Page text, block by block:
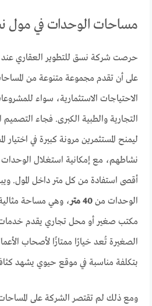
مساحات الوحدات في مول
على أن تقدم مجموعة متنوعة من
الاحتياجات الاستثمارية، سواء
التجارية والطبية الكبرى. فجاء
ليمنح المستثمرين مرونة كبيرة في اختيار
نشاطهم، مع إمكانية استغلال
أقصى استفادة من كل متر داخل المول.
الوحدات من40 متر
، وهي مساحة مثالية
مكتب صغير أو محل تجاري يقدم
الصغيرة تُعد خيارًا ممتازًا لأصحاب
بتكلفة مناسبة في موقع حيوي يشهد
ومع ذلك لم تقتصر الشركة على